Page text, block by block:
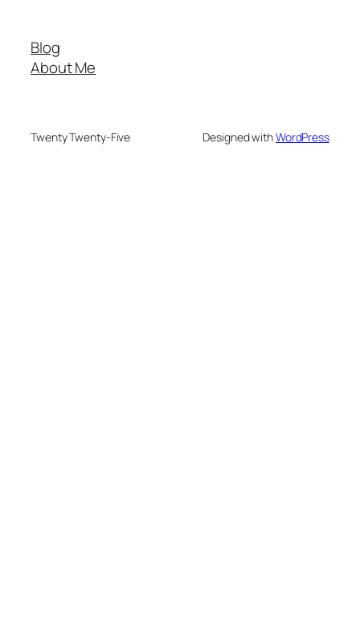
Blog
About Me
Twenty Twenty-Five Designed withWordPress